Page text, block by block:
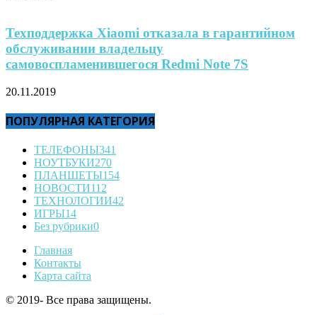
Техподдержка Xiaomi отказала в гарантийном
обслуживании владельцу
самовоспламенившегося Redmi Note 7S
20.11.2019
ПОПУЛЯРНАЯ КАТЕГОРИЯ
ТЕЛЕФОНЫ341
НОУТБУКИ270
ПЛАНШЕТЫ154
НОВОСТИ112
ТЕХНОЛОГИИ42
ИГРЫ14
Без рубрики0
Главная
Контакты
Карта сайта
© 2019- Все права защищены.